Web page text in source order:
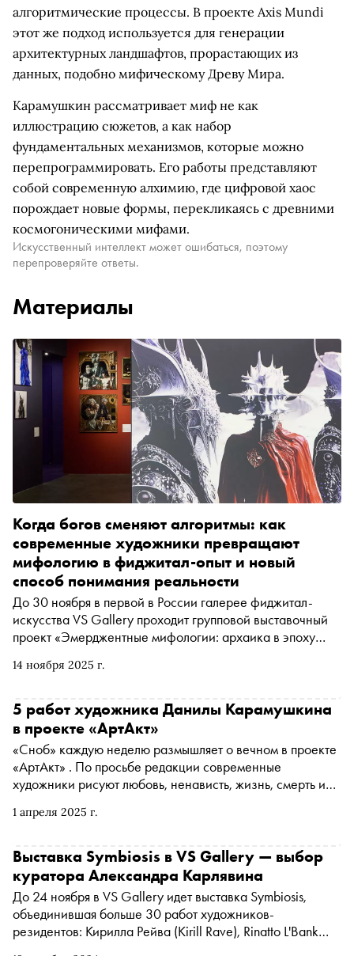
алгоритмические процессы. В проекте Axis Mundi
этот же подход используется для генерации
архитектурных ландшафтов, прорастающих из
данных, подобно мифическому Древу Мира.
Карамушкин рассматривает миф не как
иллюстрацию сюжетов, а как набор
фундаментальных механизмов, которые можно
перепрограммировать. Его работы представляют
собой современную алхимию, где цифровой хаос
порождает новые формы, перекликаясь с древними
космогоническими мифами.
Искусственный интеллект может ошибаться, поэтому
перепроверяйте ответы.
Материалы
14 ноября 2025 г.
Когда богов сменяют алгоритмы: как
современные художники превращают
мифологию в фиджитал-опыт и новый
способ понимания реальности
До 30 ноября в первой в России галерее фиджитал-
искусства VS Gallery проходит групповой выставочный
проект «Эмерджентные мифологии: архаика в эпоху
открытого кода, который художники
«Сноб» пообщался с Kirill Rave, Данилом
Карамушкиным, Julia Cyberflora и Rinatto L’bankо о том,
как древние нарративы пересобираются в цифровую
эпоху и о мифах как о новом способе осмысления
реальности
1 апреля 2025 г.
5 работ художника Данилы Карамушкина
в проекте «АртАкт»
«Сноб» каждую неделю размышляет о вечном в проекте
«АртАкт» . По просьбе редакции современные
художники рисуют любовь, ненависть, жизнь, смерть и
Выставка Symbiosis в VS Gallery — выбор
куратора Александра Карлявина
До 24 ноября в VS Gallery идет выставка Symbiosis,
объединившая больше 30 работ художников-
резидентов: Кирилла Рейва (Kirill Rave), Rinatto L'Bank